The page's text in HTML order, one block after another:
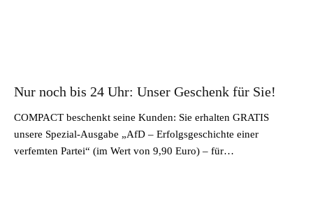
Nur noch bis 24 Uhr: Unser Geschenk für Sie!
COMPACT beschenkt seine Kunden: Sie erhalten GRATIS
unsere Spezial-Ausgabe „AfD – Erfolgsgeschichte einer
verfemten Partei“ (im Wert von 9,90 Euro) – für…